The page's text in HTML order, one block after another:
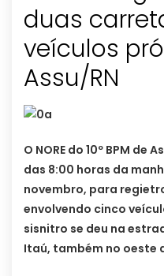
duas
veículos
Assu/RN
O NORE do 10º BPM
das 8:00 horas da
novembro, para
envolvendo cinco
sisnitro se deu na
Itaú, também no oeste